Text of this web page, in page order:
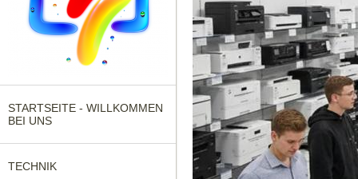
STARTSEITE - WILLKOMMEN
BEI UNS
TECHNIK